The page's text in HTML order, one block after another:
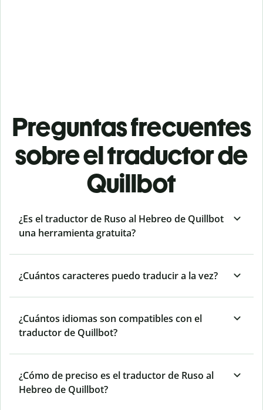
Preguntas frecuentes
sobre el traductor de
Quillbot
¿Es el traductor de Ruso al Hebreo de Quillbot
una herramienta gratuita?
¿Cuántos caracteres puedo traducir a la vez?
¿Cuántos idiomas son compatibles con el
traductor de Quillbot?
¿Cómo de preciso es el traductor de Ruso al
Hebreo de Quillbot?